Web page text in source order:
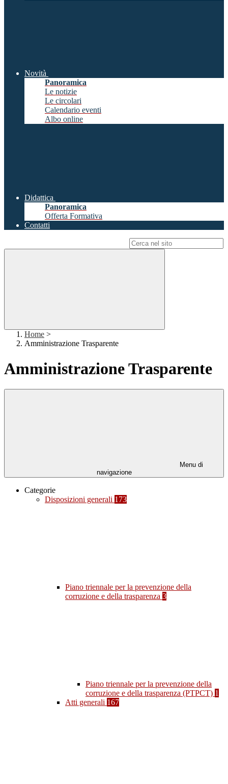
Novità
Panoramica
Le notizie
Le circolari
Calendario eventi
Albo online
Didattica
Panoramica
Offerta Formativa
Contatti
Home >
Amministrazione Trasparente
Amministrazione Trasparente
Menu di
navigazione
Categorie
Disposizioni generali 173
Piano triennale per la prevenzione della
corruzione e della trasparenza 3
Piano triennale per la prevenzione della
corruzione e della trasparenza (PTPCT) 1
Atti generali 167